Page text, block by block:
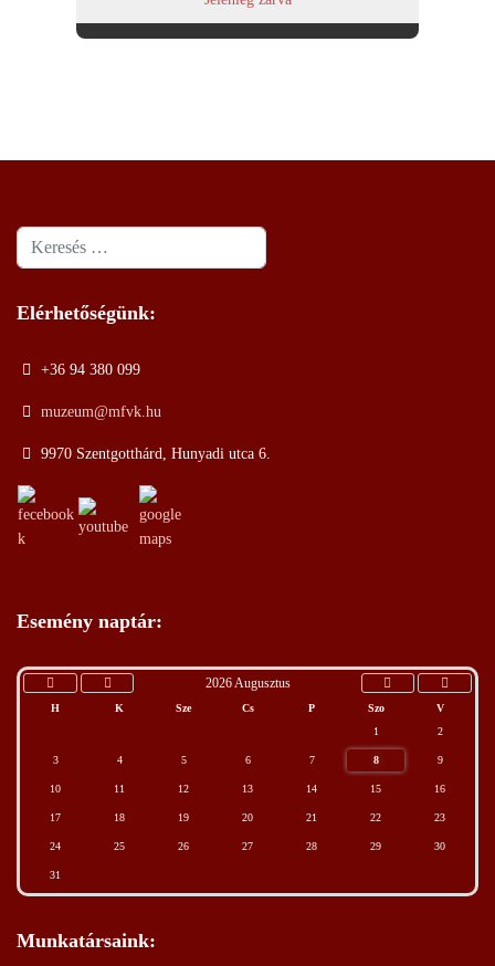
Keresés
Elérhetőségünk:
+36 94 380 099
muzeum@mfvk.hu
9970 Szentgotthárd, Hunyadi utca 6.
Esemény naptár:
2026 Augusztus
H K Sze Cs P Szo
V
1
2
3 4 5 6 7 8 9
10 11 12 13 14 15 16
17 18 19 20 21 22 23
24 25 26 27 28 29 30
31
Munkatársaink: